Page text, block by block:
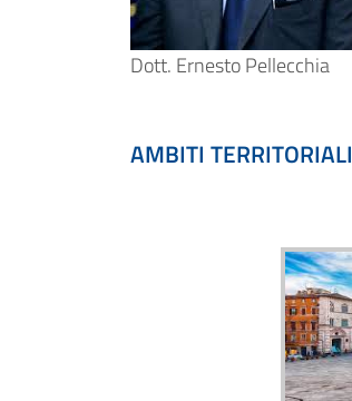
Dott. Ernesto Pellecchia
AMBITI TERRITORIALI